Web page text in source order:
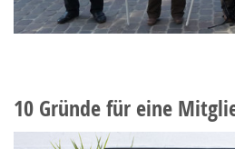
10 Gründe für eine